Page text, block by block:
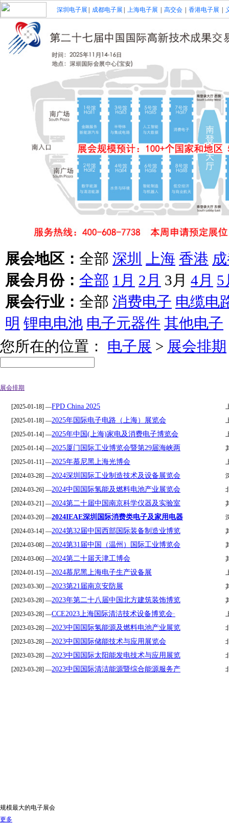
深圳电子展 成都电子展 上海电子展 高交会 香港电子展
展会地区： 全部 深圳 上海 香港
展会月份： 全部 1月 2月 3月 4月 5
展会行业： 全部 消费电子 电缆电
明 锂电电池 电子元器件 其他电子
您所在的位置： 电子展 > 展会排期
展会排期
[2025-01-18] —FPD China 2025
[2025-01-18] —2025年国际电子电路（上海）展览会
[2025-01-14] —2025年中国(上海)家电及消费电子博览会
[2025-01-14] —2025厦门国际工业博览会暨第29届海峡两
[2025-01-11] —2025年慕尼黑上海光博会
[2024-03-28] —2024深圳国际工业制造技术及设备展览会
[2024-03-26] —2024中国国际氢能及燃料电池产业展览会
[2024-03-21] —2024第二十届中国南京科学仪器及实验室
[2024-03-20] —2024IEAE深圳国际消费类电子及家用电器
[2024-03-14] —2024第32届中国西部国际装备制造业博览
[2024-03-08] —2024第31届中国（温州）国际工业博览会
[2024-03-06] —2024第二十届天津工博会
[2024-01-15] —2024慕尼黑上海电子生产设备展
[2023-03-30] —2023第21届南京安防展
[2023-03-28] —2023年第二十八届中国北方建筑装饰博览
[2023-03-28] —CCE2023上海国际清洁技术设备博览会·
[2023-03-28] —2023中国国际氢能源及燃料电池产业展览
[2023-03-28] —2023中国国际储能技术与应用展览会
[2023-03-28] —2023中国国际太阳能发电技术与应用展览
[2023-03-28] —2023中国国际清洁能源暨综合能源服务产
规模最大的电子展会
更多